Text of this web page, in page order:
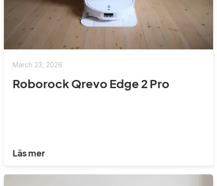
March 23, 2026
Roborock Qrevo Edge 2 Pro
Läs mer